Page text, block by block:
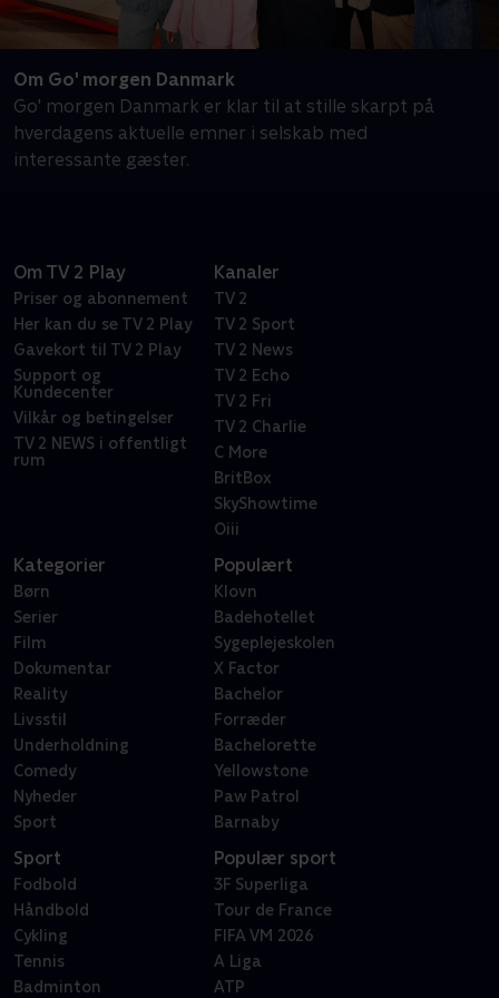
Om Go' morgen Danmark
Go' morgen Danmark er klar til at stille skarpt på
hverdagens aktuelle emner i selskab med
interessante gæster.
Om TV 2 Play
Priser og abonnement
Her kan du se TV 2 Play
Gavekort til TV 2 Play
Support og
Kundecenter
Vilkår og betingelser
TV 2 NEWS i offentligt
rum
Kanaler
TV 2
TV 2 Sport
TV 2 News
TV 2 Echo
TV 2 Fri
TV 2 Charlie
C More
BritBox
SkyShowtime
Oiii
Kategorier
Børn
Serier
Film
Dokumentar
Reality
Livsstil
Underholdning
Comedy
Nyheder
Sport
Populært
Klovn
Badehotellet
Sygeplejeskolen
X Factor
Bachelor
Forræder
Bachelorette
Yellowstone
Paw Patrol
Barnaby
Sport
Fodbold
Håndbold
Cykling
Tennis
Badminton
Populær sport
3F Superliga
Tour de France
FIFA VM 2026
A Liga
ATP